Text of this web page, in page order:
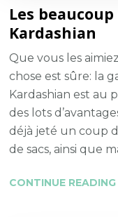
Les
Kardashian
Que vous les
chose est sûre: la
Kardashian est au
des lots
déjà jeté un coup
de sacs, ainsi que
CONTINUE READING